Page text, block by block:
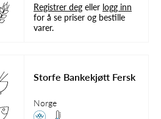
Registrer deg eller logg inn
for å se priser og bestille
varer.
Storfe Bankekjøtt Fersk
Norge